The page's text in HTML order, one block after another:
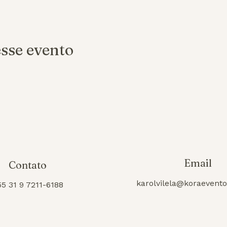
evento
Contato
31 9 7211-6188
Email